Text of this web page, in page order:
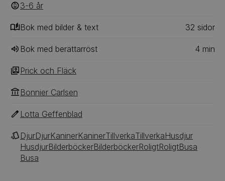
3-6 ‎‎ år
Bok med bilder & text 32 ‎‎ sidor
Bok med berättarröst 4 min
Prick och Fläck
Bonnier Carlsen
Lotta Geffenblad
DjurDjurKaninerKaninerTillverkaTillverkaHusdjur
HusdjurBilderböckerBilderböckerRoligtRoligtBusa
Busa